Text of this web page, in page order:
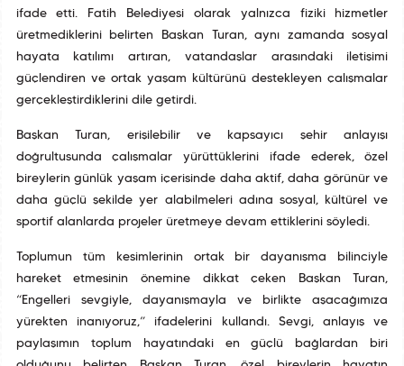
ifade etti. Fatih Belediyesi olarak yalnızca fiziki hizmetler
üretmediklerini belirten Başkan Turan, aynı zamanda sosyal
hayata katılımı artıran, vatandaşlar arasındaki iletişimi
güçlendiren ve ortak yaşam kültürünü destekleyen çalışmalar
gerçekleştirdiklerini dile getirdi.
Başkan Turan, erişilebilir ve kapsayıcı şehir anlayışı
doğrultusunda çalışmalar yürüttüklerini ifade ederek, özel
bireylerin günlük yaşam içerisinde daha aktif, daha görünür ve
daha güçlü şekilde yer alabilmeleri adına sosyal, kültürel ve
sportif alanlarda projeler üretmeye devam ettiklerini söyledi.
Toplumun tüm kesimlerinin ortak bir dayanışma bilinciyle
hareket etmesinin önemine dikkat çeken Başkan Turan,
“Engelleri sevgiyle, dayanışmayla ve birlikte aşacağımıza
yürekten inanıyoruz,” ifadelerini kullandı. Sevgi, anlayış ve
paylaşımın toplum hayatındaki en güçlü bağlardan biri